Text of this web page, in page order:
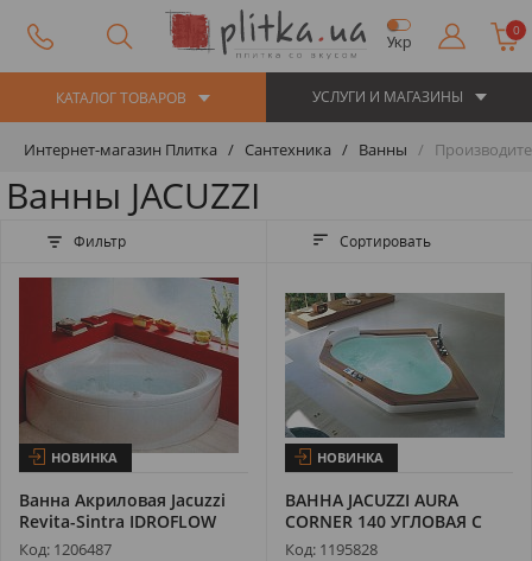
Укр
0
КАТАЛОГ ТОВАРОВ УСЛУГИ И МАГАЗИНЫ
Интернет-магазин Плитка Сантехника Ванны
Ванны JACUZZI
Фильтр Сортировать
НОВИНКА
Ванна Акриловая Jacuzzi
Revita-Sintra IDROFLOW
PLUS ...
Код: 1206487
НОВИНКА
ВАННА JACUZZI AURA
CORNER 140 УГЛОВАЯ С
ПАНЕЛЬЮ ОТДЕ...
Код: 1195828